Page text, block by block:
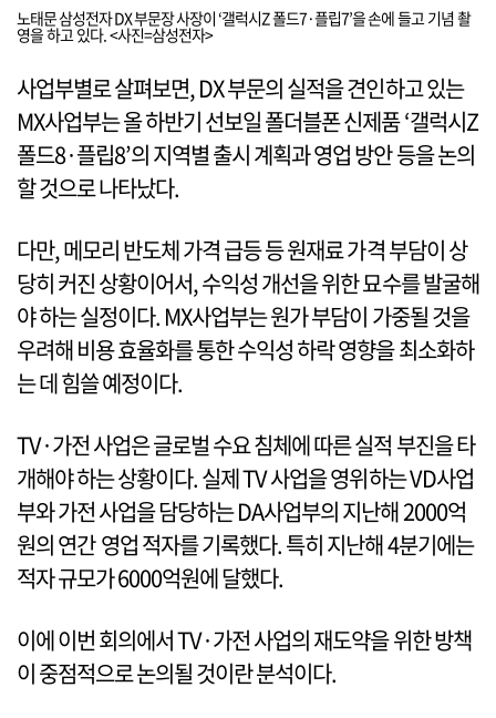
노태문 삼성전자 DX 부문장 사장이 ‘갤럭시Z 폴드7·플립7’을 손에 들고 기념 촬
영을 하고 있다. <사진=삼성전자>
사업부별로 살펴보면, DX 부문의 실적을 견인하고 있는
MX사업부는 올 하반기 선보일 폴더블폰 신제품 ‘갤럭시Z
폴드8·플립8’의 지역별 출시 계획과 영업 방안 등을 논의
할 것으로 나타났다.
다만, 메모리 반도체 가격 급등 등 원재료 가격 부담이 상
당히 커진 상황이어서, 수익성 개선을 위한 묘수를 발굴해
야 하는 실정이다. MX사업부는 원가 부담이 가중될 것을
우려해 비용 효율화를 통한 수익성 하락 영향을 최소화하
는 데 힘쓸 예정이다.
TV·가전 사업은 글로벌 수요 침체에 따른 실적 부진을 타
개해야 하는 상황이다. 실제 TV 사업을 영위하는 VD사업
부와 가전 사업을 담당하는 DA사업부의 지난해 2000억
원의 연간 영업 적자를 기록했다. 특히 지난해 4분기에는
적자 규모가 6000억원에 달했다.
이에 이번 회의에서 TV·가전 사업의 재도약을 위한 방책
이 중점적으로 논의될 것이란 분석이다.